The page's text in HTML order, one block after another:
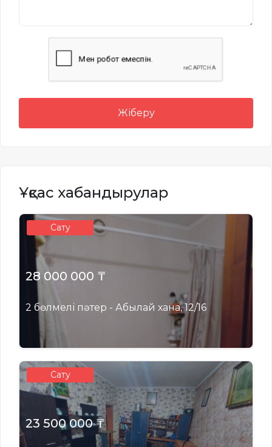
Жіберу
Ұқсас хабандырулар
Сату
28 000 000 ₸
2 бөлмелі пәтер - Абылай хана, 12/16
Сату
23 500 000 ₸